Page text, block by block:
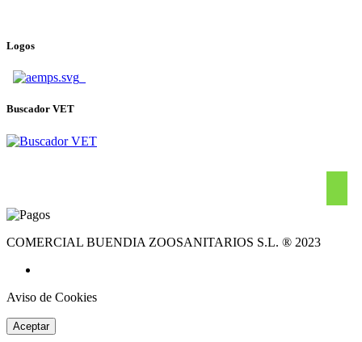
Logos
Buscador VET
COMERCIAL BUENDIA ZOOSANITARIOS S.L. ® 2023
Aviso de Cookies
Aceptar